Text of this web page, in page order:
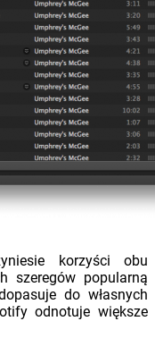
korzyści obu
szeregów popularną
do własnych
odnotuje większe